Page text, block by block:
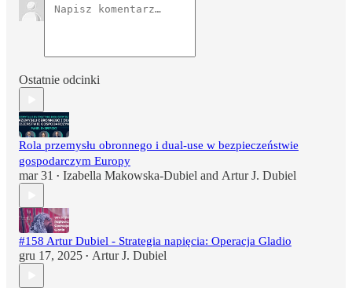
Ostatnie odcinki
Rola przemysłu obronnego i dual-use w bezpieczeństwie
gospodarczym Europy
mar 31 • Izabella Makowska-Dubiel and Artur J. Dubiel
#158 Artur Dubiel - Strategia napięcia: Operacja Gladio
gru 17, 2025 • Artur J. Dubiel